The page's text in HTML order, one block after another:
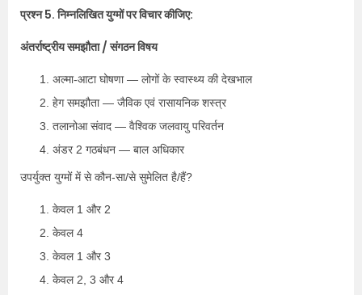
प्रश्न 5. निम्नलिखित युग्मों पर विचार कीजिए:
अंतर्राष्ट्रीय समझौता / संगठन विषय
अल्मा-आटा घोषणा — लोगों के स्वास्थ्य की देखभाल
हेग समझौता — जैविक एवं रासायनिक शस्त्र
तलानोआ संवाद — वैश्विक जलवायु परिवर्तन
अंडर 2 गठबंधन — बाल अधिकार
उपर्युक्त युग्मों में से कौन-सा/से सुमेलित है/हैं?
केवल 1 और 2
केवल 4
केवल 1 और 3
केवल 2, 3 और 4